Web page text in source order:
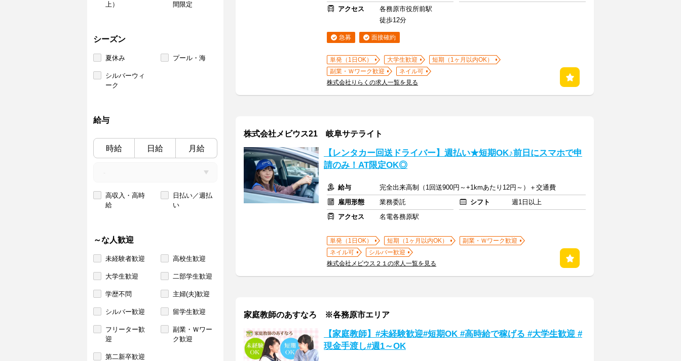
上）
間限定
シーズン
夏休み プール・海
シルバーウィ
ーク
給与
時給 日給 月給
高収入・高時
給
日払い／週払
い
～な人歓迎
未経験者歓迎 高校生歓迎
大学生歓迎 二部学生歓迎
学歴不問 主婦(夫)歓迎
シルバー歓迎 留学生歓迎
フリーター歓
迎
副業・Ｗワー
ク歓迎
第二新卒歓迎
アクセス
各務原市役所前駅
徒歩12分
急募 面接確約
単発（1日OK） 大学生歓迎
短期（1ヶ月以内OK）
副業・Ｗワーク歓迎
ネイル可
株式会社りらくの求人一覧を見る
株式会社メビウス21 岐阜サテライト
【レンタカー回送ドライバー】週払い★短期OK♪前日にスマホで申
請のみ！AT限定OK◎
給与
完全出来高制（1回送900円～+1kmあたり12円～）＋交通費
雇用形態
業務委託 シフト
週1日以上
アクセス
名電各務原駅
単発（1日OK） 短期（1ヶ月以内OK）
副業・Ｗワーク歓迎
ネイル可
シルバー歓迎
株式会社メビウス２１の求人一覧を見る
家庭教師のあすなろ ※各務原市エリア
【家庭教師】#未経験歓迎#短期OK #高時給で稼げる #大学生歓迎 #
現金手渡し#週1～OK